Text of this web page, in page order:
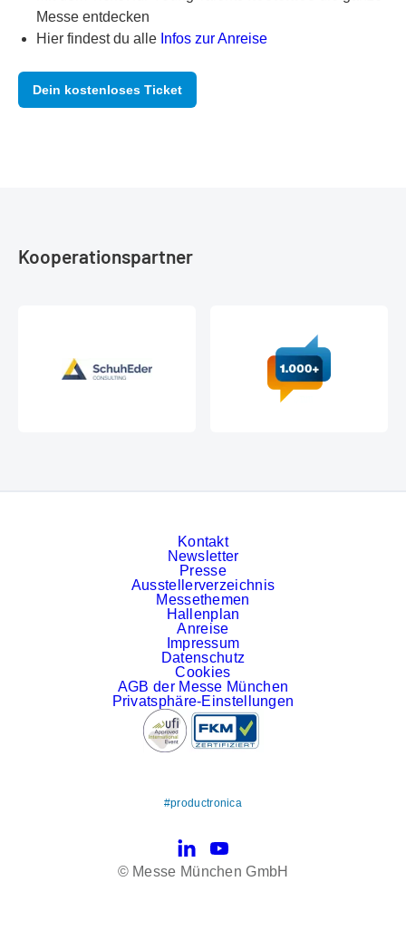
Messe entdecken
Hier findest du alle Infos zur Anreise
Dein kostenloses Ticket
Kooperationspartner
Kontakt
Newsletter
Presse
Ausstellerverzeichnis
Messethemen
Hallenplan
Anreise
Impressum
Datenschutz
Cookies
AGB der Messe München
Privatsphäre-Einstellungen
#productronica
LinkedInYouTube
© Messe München GmbH